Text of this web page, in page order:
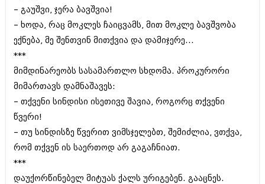
აგვისტო 2009 (14)
ივლისი 2009 (118)
თებერვალი 0216 (1)
დეკემბერი 0215 (1)
აგვისტო 0215 (2)
აგვისტო 0212 (1)
ნოემბერი 0201 (1)
– გაუშვი‚ ჯერა ბავშვია!
– ხოდა, რაც მოკლეს ჩაიცვამს‚ მით მოკლე ბავშვობა
ექნება‚ მე შენთვინ მითქვია და დამიჯერე...
***
მიმდინარეობს სასამართლო სხდომა. პროკურორი
მიმართავს დამნაშავეს:
– თქვენი სინდისი ისეთივე შავია‚ როგორც თქვენი
წვერი!
– თუ სინდისზე წვერით ვიმსჯელებთ‚ შემიძლია, ვთქვა‚
რომ თქვენ ის საერთოდ არ გაგაჩნიათ.
***
დაუქორწინებელ მიტუას ქალს ურიგებენ. გააცნეს.